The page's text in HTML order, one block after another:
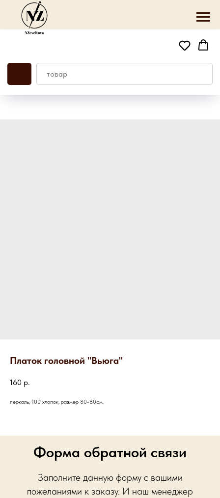
Платок головной "Вьюга"
160 р.
перкаль, 100 хлопок, размер 80-80см.
Форма обратной связи
Заполните данную форму с вашими
пожеланиями к заказу. И наш менеджер